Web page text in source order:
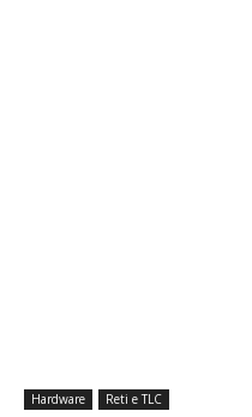
Hardware Reti e TLC